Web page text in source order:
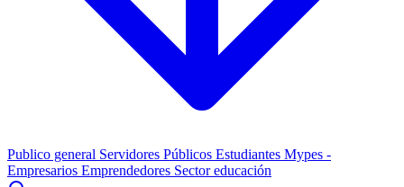
Publico general Servidores Públicos Estudiantes Mypes -
Empresarios Emprendedores Sector educación